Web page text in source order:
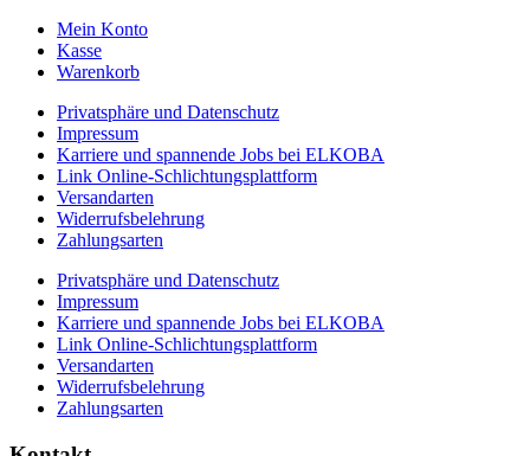
Mein Konto
Kasse
Warenkorb
Privatsphäre und Datenschutz
Impressum
Karriere und spannende Jobs bei ELKOBA
Link Online-Schlichtungsplattform
Versandarten
Widerrufsbelehrung
Zahlungsarten
Privatsphäre und Datenschutz
Impressum
Karriere und spannende Jobs bei ELKOBA
Link Online-Schlichtungsplattform
Versandarten
Widerrufsbelehrung
Zahlungsarten